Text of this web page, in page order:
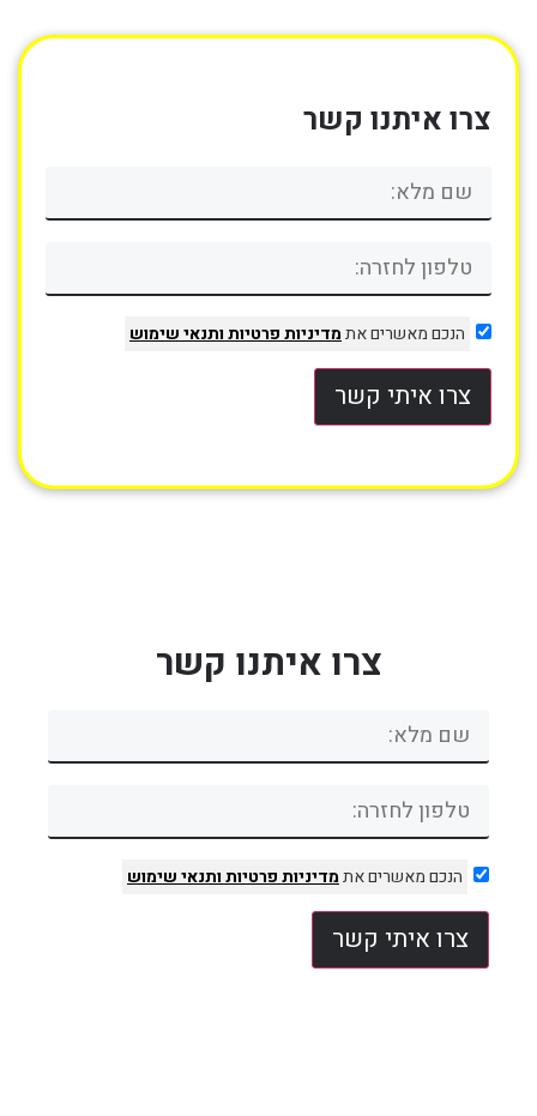
צרו איתנו קשר
הנכם מאשרים אתמדיניות פרטיותותנאי שימוש
צרו איתי קשר
צרו איתנו קשר
הנכם מאשרים אתמדיניות פרטיותותנאי שימוש
צרו איתי קשר